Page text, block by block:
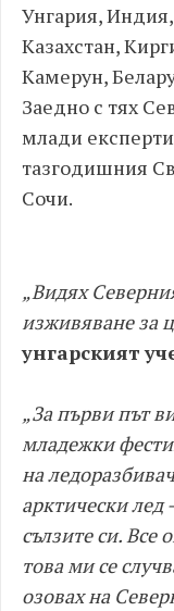
Унгария,
Казахстан,
Камерун,
Заедно с тях
млади
тазгодишния
Сочи.
„Видях
изживяване за
унгарският
„За първи път
младежки
на
арктически
сълзите си. Все
това ми се
озовах на